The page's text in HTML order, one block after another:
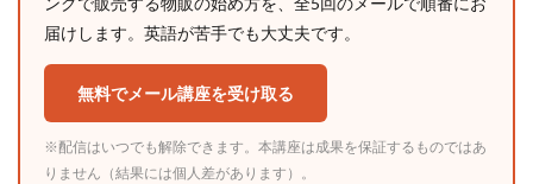
届けします。英語が苦手でも大丈夫です。
無料でメール講座を受け取る
※配信はいつでも解除できます。本講座は成果を保証するものではあ
りません（結果には個人差があります）。